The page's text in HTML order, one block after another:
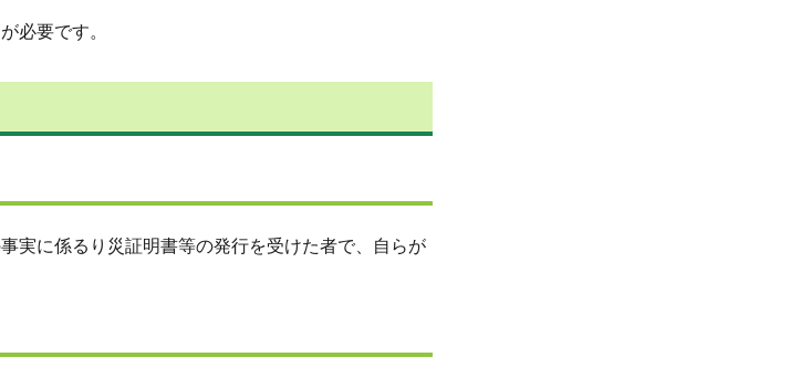
必要です。
実に係るり災証明書等の発行を受けた者で、自らが